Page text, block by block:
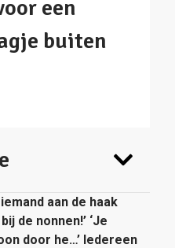
een
buiten
aan de haak
de nonnen!’ ‘Je
door he…’ Iedereen